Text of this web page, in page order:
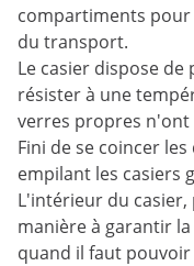
compartiments pour
du transport.
Le casier dispose
résister à une
verres propres n'ont
Fini de se coincer
empilant les casiers
L'intérieur du
manière à garantir
quand il faut